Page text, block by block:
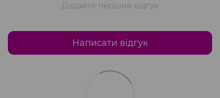
Додайте перший відгук
Написати відгук